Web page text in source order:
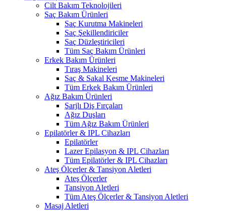
Cilt Bakım Teknolojileri
Saç Bakım Ürünleri
Saç Kurutma Makineleri
Saç Şekillendiriciler
Saç Düzleştiricileri
Tüm Saç Bakım Ürünleri
Erkek Bakım Ürünleri
Tıraş Makineleri
Saç & Sakal Kesme Makineleri
Tüm Erkek Bakım Ürünleri
Ağız Bakım Ürünleri
Şarjlı Diş Fırçaları
Ağız Duşları
Tüm Ağız Bakım Ürünleri
Epilatörler & IPL Cihazları
Epilatörler
Lazer Epilasyon & IPL Cihazları
Tüm Epilatörler & IPL Cihazları
Ateş Ölçerler & Tansiyon Aletleri
Ateş Ölçerler
Tansiyon Aletleri
Tüm Ateş Ölçerler & Tansiyon Aletleri
Masaj Aletleri